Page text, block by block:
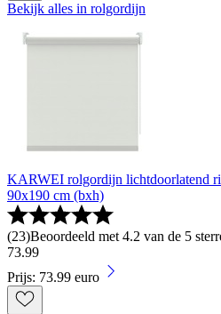
Bekijk alles in rolgordijn
KARWEI rolgordijn lichtdoorlatend
90x190 cm (bxh)
(23)Beoordeeld met 4.2 van de 5
73.99
Prijs: 73.99 euro